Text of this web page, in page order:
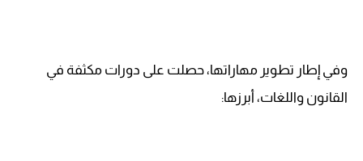
وفي إطار تطوير مهاراتها، حصلت على دورات مكثفة في
القانون واللغات، أبرزها: